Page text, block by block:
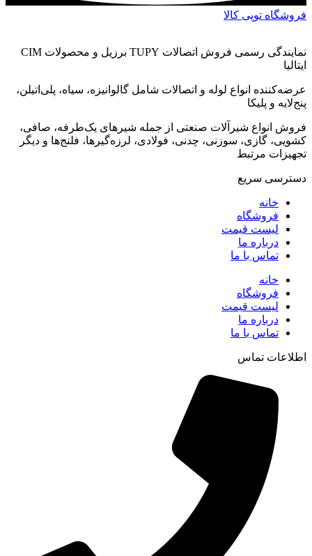
فروشگاه توپی کالا
نمایندگی رسمی فروش اتصالات TUPY برزیل و محصولات CIM
ایتالیا
عرضه‌کننده انواع لوله و اتصالات شامل گالوانیزه، سیاه، پلی‌اتیلن،
پنج‌لایه و پلیکا
فروش انواع شیرآلات صنعتی از جمله شیرهای یک‌طرفه، صافی،
کشویی، گازی، سوزنی، چدنی، فولادی، لرزه‌گیرها، فلنج‌ها و دیگر
تجهیزات مرتبط
دسترسی سریع
خانه
فروشگاه
لیست قیمت
درباره ما
تماس با ما
خانه
فروشگاه
لیست قیمت
درباره ما
تماس با ما
اطلاعات تماس